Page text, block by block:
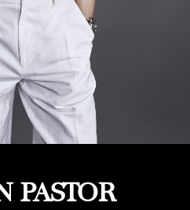
PASTOR